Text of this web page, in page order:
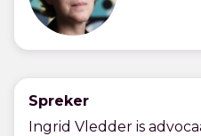
Spreker
Ingrid Vledder is